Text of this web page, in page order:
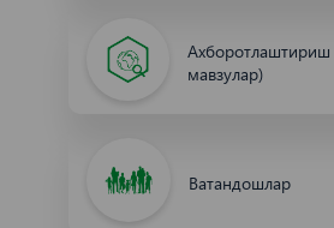
Ахборотлаштириш
мавзулар)
Ватандошлар